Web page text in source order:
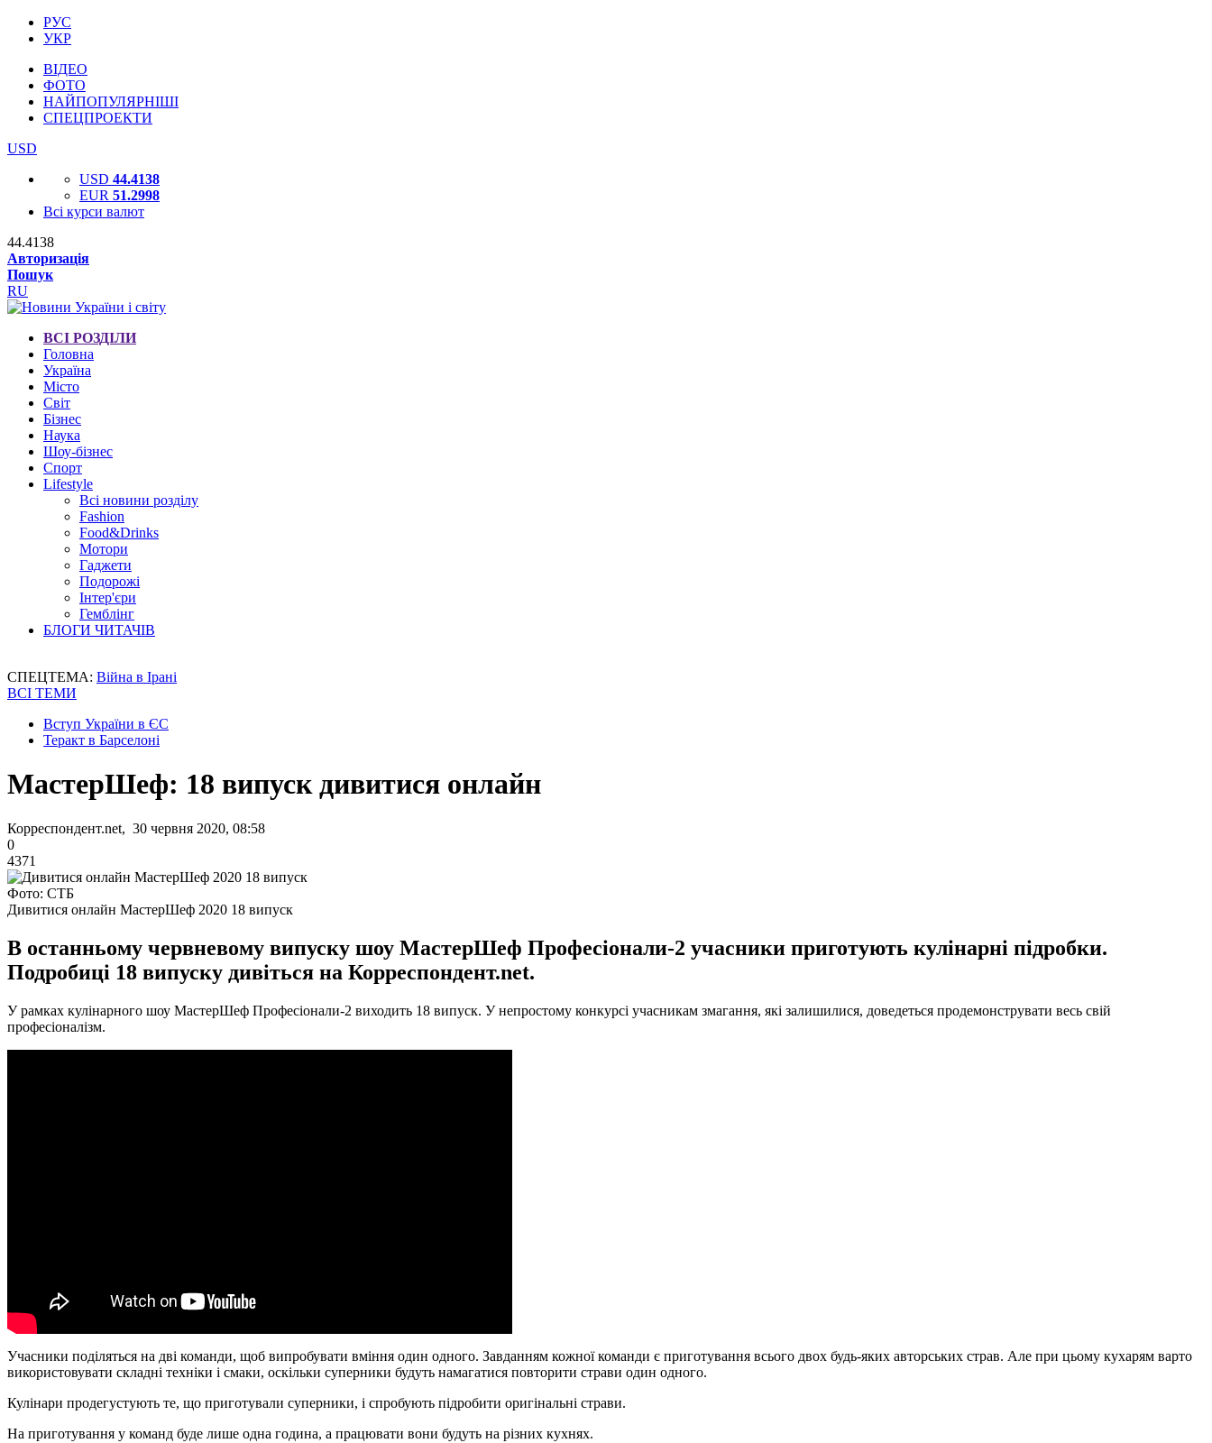
РУС
УКР
ВІДЕО
ФОТО
НАЙПОПУЛЯРНІШІ
СПЕЦПРОЕКТИ
USD
USD 44.4138
EUR 51.2998
Всі курси валют
44.4138
Авторизація
Пошук
RU
ВСІ РОЗДІЛИ
Головна
Україна
Місто
Світ
Бізнес
Наука
Шоу-бізнес
Спорт
Lifestyle
Всі новини розділу
Fashion
Food&Drinks
Мотори
Гаджети
Подорожі
Інтер'єри
Гемблінг
БЛОГИ ЧИТАЧІВ
СПЕЦТЕМА: Війна в Ірані
ВСІ ТЕМИ
Вступ України в ЄС
Теракт в Барселоні
МастерШеф: 18 випуск дивитися онлайн
Корреспондент.net, 30 червня 2020, 08:58
0
4371
Фото: СТБ
Дивитися онлайн МастерШеф 2020 18 випуск
В останньому червневому випуску шоу МастерШеф Професіонали-2 учасники приготують кулінарні підробки.
Подробиці 18 випуску дивіться на Корреспондент.net.
У рамках кулінарного шоу МастерШеф Професіонали-2 виходить 18 випуск. У непростому конкурсі учасникам змагання, які залишилися, доведеться продемонструвати весь свій
професіоналізм.
Учасники поділяться на дві команди, щоб випробувати вміння один одного. Завданням кожної команди є приготування всього двох будь-яких авторських страв. Але при цьому кухарям варто
використовувати складні техніки і смаки, оскільки суперники будуть намагатися повторити страви один одного.
Кулінари продегустують те, що приготували суперники, і спробують підробити оригінальні страви.
На приготування у команд буде лише одна година, а працювати вони будуть на різних кухнях.